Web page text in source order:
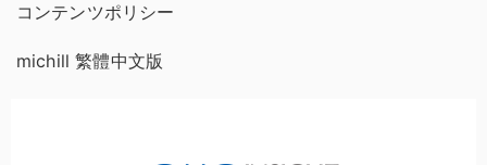
コンテンツポリシー
michill 繁體中文版